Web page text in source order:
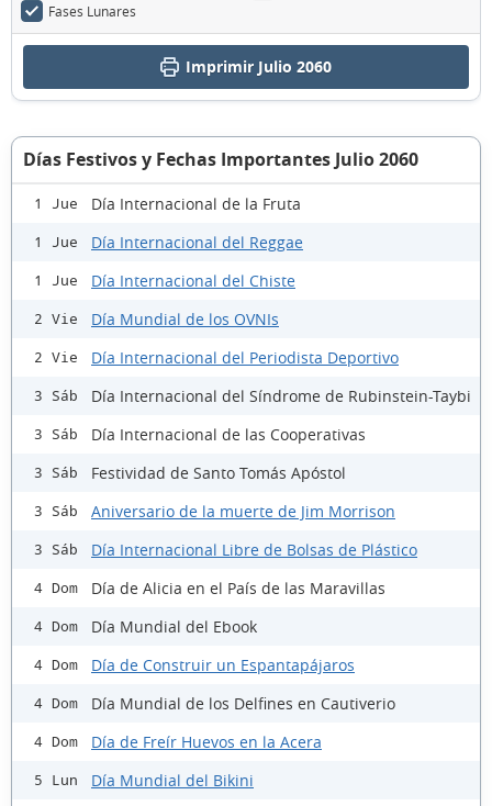
Fases Lunares
Imprimir Julio 2060
Días Festivos y Fechas Importantes Julio 2060
1 Jue Día Internacional de la Fruta
1 Jue Día Internacional del Reggae
1 Jue Día Internacional del Chiste
2 Vie Día Mundial de los OVNIs
2 Vie Día Internacional del Periodista Deportivo
3 Sáb Día Internacional del Síndrome de Rubinstein-Taybi
3 Sáb Día Internacional de las Cooperativas
3 Sáb Festividad de Santo Tomás Apóstol
3 Sáb Aniversario de la muerte de Jim Morrison
3 Sáb Día Internacional Libre de Bolsas de Plástico
4 Dom Día de Alicia en el País de las Maravillas
4 Dom Día Mundial del Ebook
4 Dom Día de Construir un Espantapájaros
4 Dom Día Mundial de los Delfines en Cautiverio
4 Dom Día de Freír Huevos en la Acera
5 Lun Día Mundial del Bikini